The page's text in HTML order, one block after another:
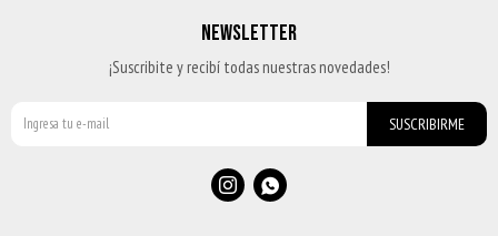
NEWSLETTER
¡Suscribite y recibí todas nuestras novedades!
SUSCRIBIRME
 